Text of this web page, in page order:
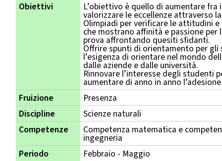
Obiettivi
L’obiettivo è quello di aumentare fra
valorizzare le eccellenze attraverso
Olimpiadi per verificare le attitudini
che mostrano affinità e passione
prova affrontando quesiti sfidanti.
Offrire spunti di orientamento per
l’esigenza di orientare nel mondo
dalle aziende e dalle università.
Rinnovare l’interesse degli studenti
aumentare di anno in anno
Fruizione
Presenza
Discipline
Scienze naturali
Competenze
Competenza matematica e
ingegneria
Periodo
Febbraio - Maggio